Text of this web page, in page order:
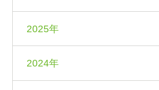
2025年
2024年